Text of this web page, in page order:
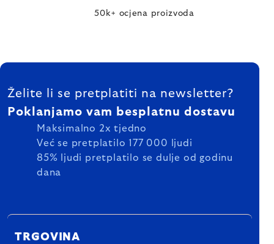
50k+ ocjena proizvoda
FOOTER
Želite li se pretplatiti na newsletter?
Poklanjamo vam besplatnu dostavu
Maksimalno 2x tjedno
Već se pretplatilo 177 000 ljudi
85% ljudi pretplatilo se dulje od godinu
dana
TRGOVINA